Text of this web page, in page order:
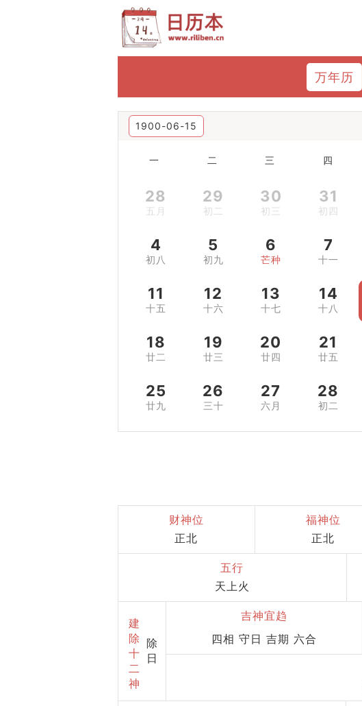
万年历
1900-06-15
一 二 三 四
28
五月
29
初二
30
初三
31
初四
4
初八
5
初九
6
芒种
7
十一
11
十五
12
十六
13
十七
14
十八
18
廿二
19
廿三
20
廿四
21
廿五
25
廿九
26
三十
27
六月
28
初二
财神位
正北
福神位
正北
五行
天上火
建
除
十
二
神
除
日
吉神宜趋
四相 守日 吉期 六合